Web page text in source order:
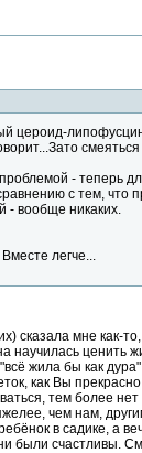
цероид-
- теперь
с тем, что
- вообще никаких.
легче...
мне как-
научилась ценить
жила бы как
как Вы прекрасно
тем более
чем нам,
в садике, а
были счастливы.